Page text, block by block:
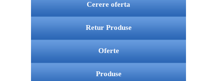
Cerere oferta
Retur Produse
Oferte
Produse